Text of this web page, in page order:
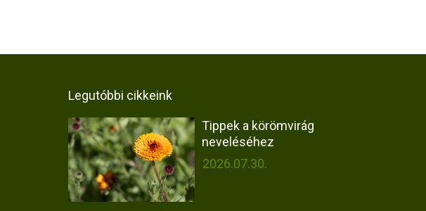
Legutóbbi cikkeink
Tippek a körömvirág
neveléséhez
2026.07.30.